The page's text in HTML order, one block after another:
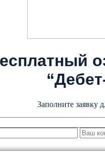
Заполните заявку